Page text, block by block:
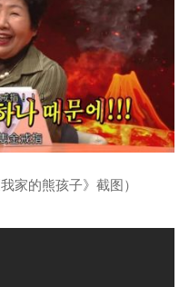
家的熊孩子》截图）